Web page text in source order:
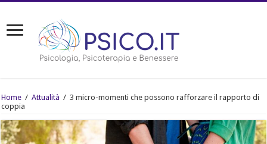
Home / Attualità / 3 micro-momenti che possono rafforzare il rapporto di
coppia